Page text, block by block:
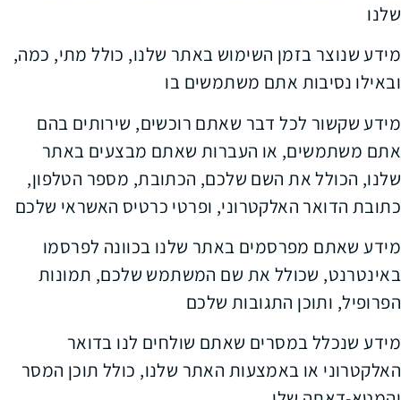
שלנו
מידע שנוצר בזמן השימוש באתר שלנו, כולל מתי, כמה,
ובאילו נסיבות אתם משתמשים בו
מידע שקשור לכל דבר שאתם רוכשים, שירותים בהם
אתם משתמשים, או העברות שאתם מבצעים באתר
שלנו, הכולל את השם שלכם, הכתובת, מספר הטלפון,
כתובת הדואר האלקטרוני, ופרטי כרטיס האשראי שלכם
מידע שאתם מפרסמים באתר שלנו בכוונה לפרסמו
באינטרנט, שכולל את שם המשתמש שלכם, תמונות
הפרופיל, ותוכן התגובות שלכם
מידע שנכלל במסרים שאתם שולחים לנו בדואר
האלקטרוני או באמצעות האתר שלנו, כולל תוכן המסר